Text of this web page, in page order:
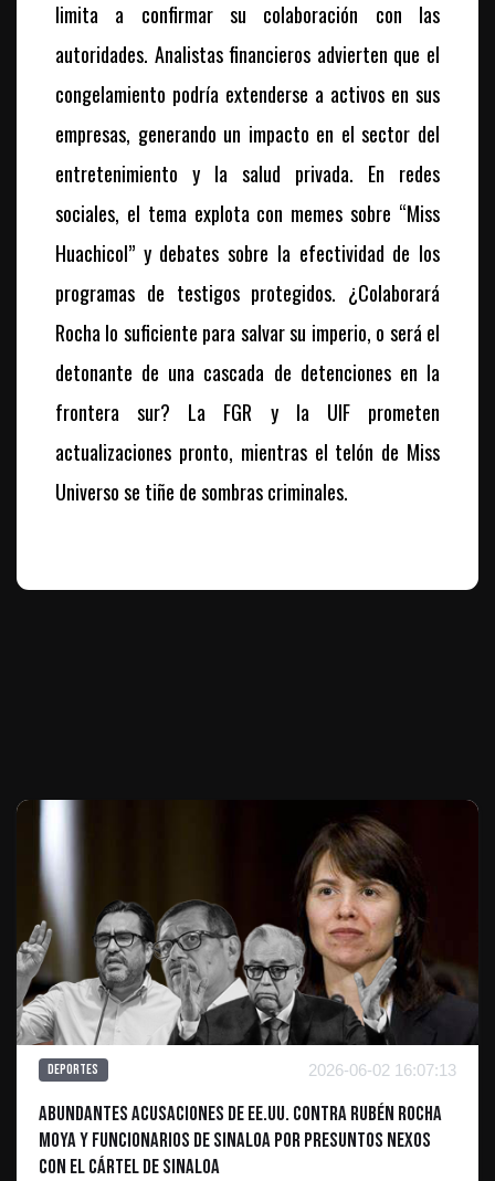
limita a confirmar su colaboración con las
autoridades. Analistas financieros advierten que el
congelamiento podría extenderse a activos en sus
empresas, generando un impacto en el sector del
entretenimiento y la salud privada. En redes
sociales, el tema explota con memes sobre “Miss
Huachicol” y debates sobre la efectividad de los
programas de testigos protegidos. ¿Colaborará
Rocha lo suficiente para salvar su imperio, o será el
detonante de una cascada de detenciones en la
frontera sur? La FGR y la UIF prometen
actualizaciones pronto, mientras el telón de Miss
Universo se tiñe de sombras criminales.
Deportes 2026-06-02 16:07:13
Abundantes acusaciones de EE.UU. contra Rubén Rocha
Moya y funcionarios de Sinaloa por presuntos nexos
con el Cártel de Sinaloa